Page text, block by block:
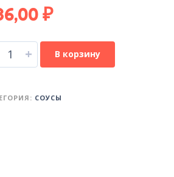
₽
+ В корзину
СОУСЫ